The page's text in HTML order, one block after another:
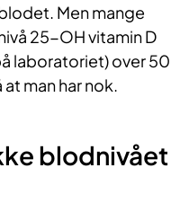
Men mange
25-OH vitamin D
laboratoriet) over 50
man har nok.
blodnivået